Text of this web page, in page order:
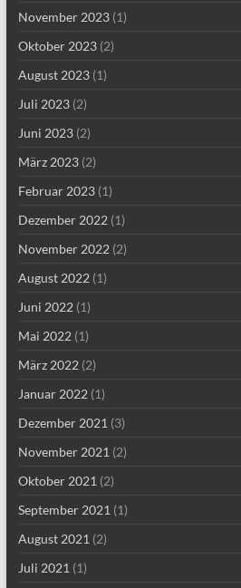
November 2023(1)
Oktober 2023(2)
August 2023(1)
Juli 2023(2)
Juni 2023(2)
März 2023(2)
Februar 2023(1)
Dezember 2022(1)
November 2022(2)
August 2022(1)
Juni 2022(1)
Mai 2022(1)
März 2022(2)
Januar 2022(1)
Dezember 2021 (3)
November 2021 (2)
Oktober 2021 (2)
September 2021 (1)
August 2021 (2)
Juli 2021 (1)